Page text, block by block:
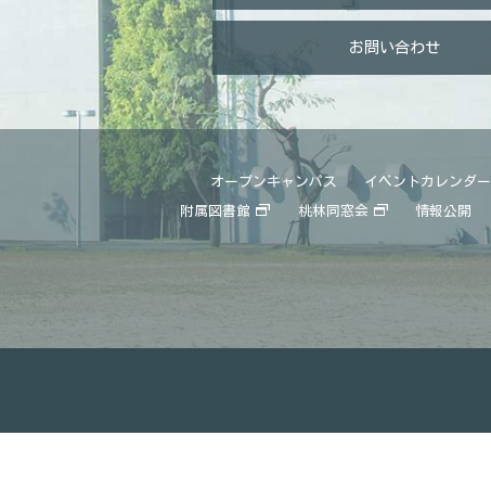
お問い合わせ
オープンキャンパス イベントカレンダー
附属図書館
桃林同窓会 情報公開